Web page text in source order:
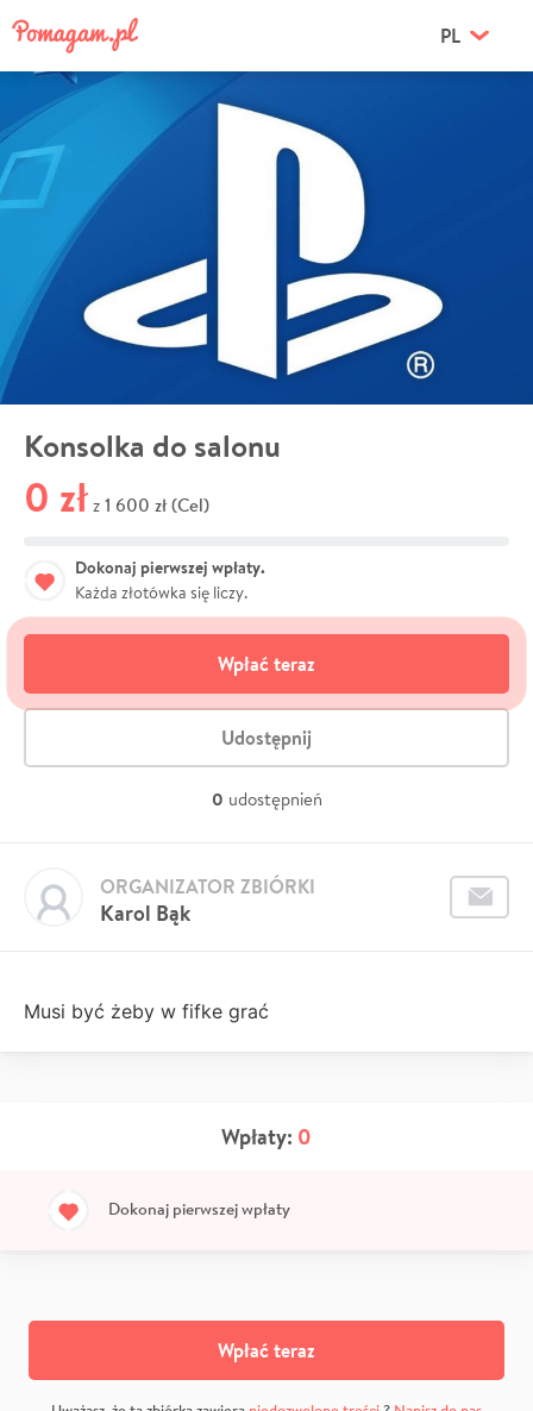
PL
Konsolka do salonu
0 zł z 1 600 zł (Cel)
Dokonaj pierwszej wpłaty.
Każda złotówka się liczy.
Wpłać teraz
Udostępnij
0 udostępnień
Karol Bąk
ORGANIZATOR ZBIÓRKI
Musi być żeby w fifke grać
Wpłaty: 0
Dokonaj pierwszej wpłaty
Wpłać teraz